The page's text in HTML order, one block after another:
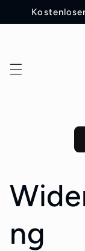
zum
Inhalt
ng